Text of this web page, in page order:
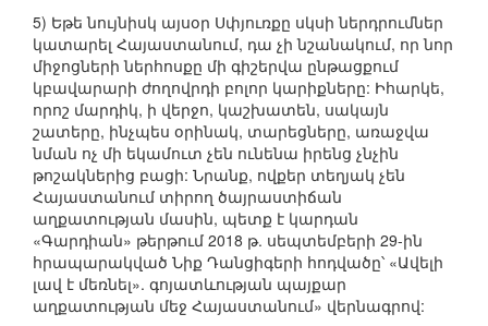
5) Եթե նույնիսկ այսօր Սփյուռքը սկսի ներդրումներ
կատարել Հայաստանում, դա չի նշանակում, որ նոր
միջոցների ներհոսքը մի գիշերվա ընթացքում
կբավարարի ժողովրդի բոլոր կարիքները: Իհարկե,
որոշ մարդիկ, ի վերջո, կաշխատեն, սակայն
շատերը, ինչպես օրինակ, տարեցները, առաջվա
նման ոչ մի եկամուտ չեն ունենա իրենց չնչին
թոշակներից բացի: Նրանք, ովքեր տեղյակ չեն
Հայաստանում տիրող ծայրաստիճան
աղքատության մասին, պետք է կարդան
«Գարդիան» թերթում 2018 թ. սեպտեմբերի 29-ին
հրապարակված Նիք Դանցիգերի հոդվածը՝ «Ավելի
լավ է մեռնել». գոյատևության պայքար
աղքատության մեջ Հայաստանում» վերնագրով: